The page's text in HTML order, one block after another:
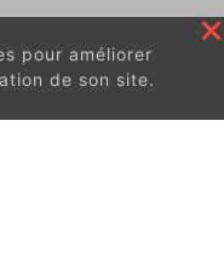
pour améliorer
de son site.